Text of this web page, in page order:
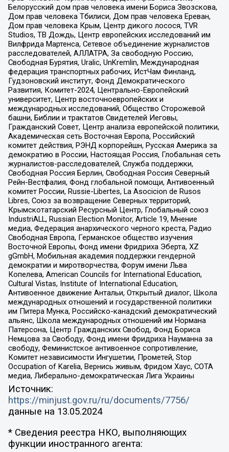
Белорусский дом прав человека имени Бориса Звозскова,
Дом прав человека Тбилиси, Дом прав человека Ереван,
Дом прав человека Крым, Центр дикого лосося, TVR
Studios, ТВ Дождь, Центр европейских исследований им
Вилфрида Мартенса, Сетевое объединение журналистов
расследователей, АЛЛАТРА, За свободную Россию,
Свободная Бурятия, Uralic, UnKremlin, Международная
федерация транспортных рабочих, ИстЧам Финланд,
Гудзоновский институт, Фонд Демократического
Развития, Комитет-2024, Центрально-Европейский
университет, Центр восточноевропейских и
международных исследований, Общество Сторожевой
башни, Библии и трактатов Свидетелей Иеговы,
Гражданский Совет, Центр анализа европейской политики,
Академическая сеть Восточная Европа, Российский
комитет действия, РЭНД корпорейшн, Русская Америка за
демократию в России, Настоящая Россия, Глобальная сеть
журналистов-расследователей, Служба поддержки,
Свободная Россия Берлин, Свободная Россия Северный
Рейн-Вестфалия, Фонд глобальной помощи, Антивоенный
комитет России, Russie-Libertes, La Asocicion de Rusos
Libres, Союз за возвращение Северных территорий,
Крымскотатарский Ресурсный Центр, Глобальный союз
IndustriALL, Russian Election Monitor, Article 19, Мнение
медиа, Федерация анархического черного креста, Радио
Свободная Европа, Германское общество изучения
Восточной Европы, Фонд имени Фридриха Эберта, XZ
gGmbH, Мобильная академия поддержки гендерной
демократии и миротворчества, Форум имени Льва
Копелева, American Councils for International Education,
Cultural Vistas, Institute of International Education,
Антивоенное движение Антальи, Открытый диалог, Школа
международных отношений и государственной политики
им Питера Мунка, Российско-канадский демократический
альянс, Школа международных отношений им Нормана
Патерсона, Центр Гражданских Свобод, Фонд Бориса
Немцова за Свободу, Фонд имени Фридриха Науманна за
свободу, Феминистское антивоенное сопротивление,
Комитет независимости Ингушетии, Прометей, Stop
Occupation of Karelia, Вернись живым, Фридом Хаус, СОТА
медиа, Либерально-демократическая Лига Украины
Источник:
https://minjust.gov.ru/ru/documents/7756/
данные на 13.05.2024
* Сведения реестра НКО, выполняющих
функции иностранного агента: